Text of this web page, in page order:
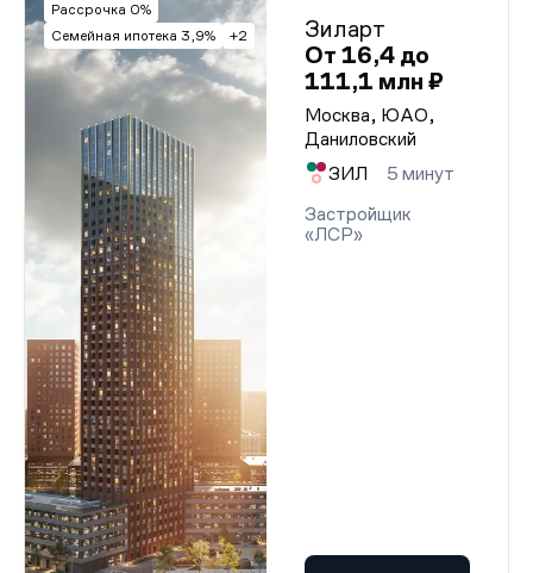
Рассрочка 0%
Семейная ипотека 3,9%
+2
Зиларт
От 16,4 до
111,1 млн ₽
Москва, ЮАО,
Даниловский
ЗИЛ
5 минут
Застройщик
«ЛСР»